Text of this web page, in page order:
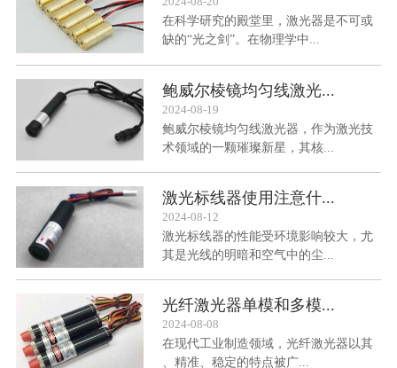
在科学研究的殿堂里，激光器是不可或
缺的“光之剑”。在物理学中...
鲍威尔棱镜均匀线激光...
2024-08-19
鲍威尔棱镜均匀线激光器，作为激光技
术领域的一颗璀璨新星，其核...
激光标线器使用注意什...
2024-08-12
激光标线器的性能受环境影响较大，尤
其是光线的明暗和空气中的尘...
光纤激光器单模和多模...
2024-08-08
在现代工业制造领域，光纤激光器以其
、精准、稳定的特点被广...